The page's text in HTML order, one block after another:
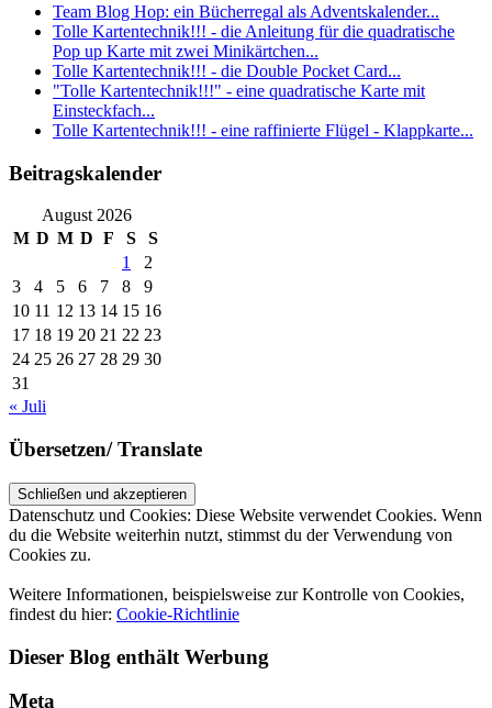
Team Blog Hop: ein Bücherregal als Adventskalender...
Tolle Kartentechnik!!! - die Anleitung für die quadratische
Pop up Karte mit zwei Minikärtchen...
Tolle Kartentechnik!!! - die Double Pocket Card...
"Tolle Kartentechnik!!!" - eine quadratische Karte mit
Einsteckfach...
Tolle Kartentechnik!!! - eine raffinierte Flügel - Klappkarte...
Beitragskalender
August 2026
M D M D F S
S
1
2
3
4 5 6 7 8
9
10 11 12 13 14 15 16
17 18 19 20 21 22 23
24 25 26 27 28 29 30
31
« Juli
Übersetzen/ Translate
Datenschutz und Cookies: Diese Website verwendet Cookies. Wenn
du die Website weiterhin nutzt, stimmst du der Verwendung von
Cookies zu.
Weitere Informationen, beispielsweise zur Kontrolle von Cookies,
findest du hier: Cookie-Richtlinie
Dieser Blog enthält Werbung
Meta